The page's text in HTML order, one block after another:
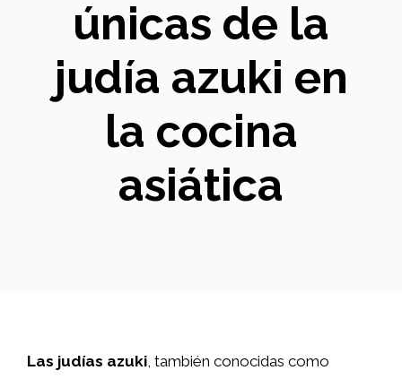
únicas de la
judía azuki en
la cocina
asiática
Las judías azuki, también conocidas como